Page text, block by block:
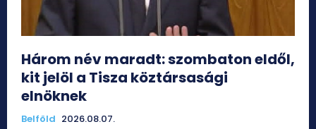
Három név maradt: szombaton eldől,
kit jelöl a Tisza köztársasági
elnöknek
Belföld 2026.08.07.